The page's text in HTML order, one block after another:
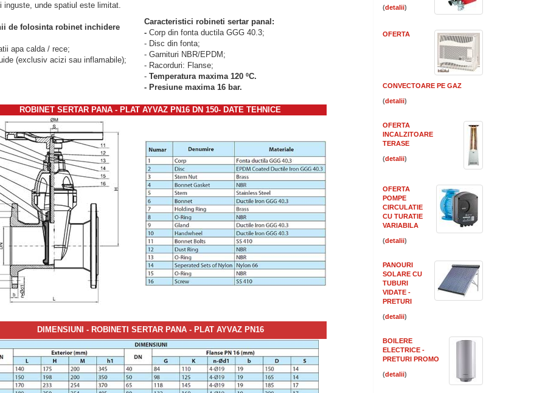
inguste, unde spatiul este limitat.
de folosinta robinet inchidere
apa calda / rece;
(exclusiv acizi sau inflamabile);
Caracteristici robineti sertar panal:
-Corp din fonta ductila GGG 40.3;
- Disc din fonta;
- Garnituri NBR/EPDM ;
- Racorduri: Flanse;
- Temperatura maxima 120 ºC.
- Presiune maxima 16 bar.
ROBINET SERTAR PANA - PLAT AYVAZ PN16 DN 150- DATE TEHNICE
DIMENSIUNI - ROBINETI SERTAR PANA - PLATAYVAZ PN16
( )
OFERTA
CONVECTOARE PE GAZ
( )
OFERTA
INCALZITOARE
TERASE
( )
OFERTA
POMPE
CIRCULATIE
CU TURATIE
VARIABILA
( )
PANOURI
SOLARE CU
TUBURI
VIDATE -
PRETURI
( )
BOILERE
ELECTRICE -
PRETURI PROMO
( )